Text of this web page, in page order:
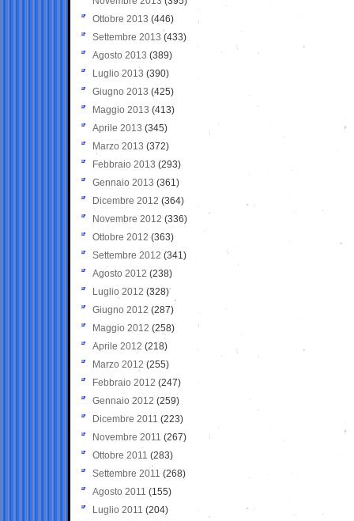
Ottobre 2013 (446)
Settembre 2013 (433)
Agosto 2013 (389)
Luglio 2013 (390)
Giugno 2013 (425)
Maggio 2013 (413)
Aprile 2013 (345)
Marzo 2013 (372)
Febbraio 2013 (293)
Gennaio 2013 (361)
Dicembre 2012 (364)
Novembre 2012 (336)
Ottobre 2012 (363)
Settembre 2012 (341)
Agosto 2012 (238)
Luglio 2012 (328)
Giugno 2012 (287)
Maggio 2012 (258)
Aprile 2012 (218)
Marzo 2012 (255)
Febbraio 2012 (247)
Gennaio 2012 (259)
Dicembre 2011 (223)
Novembre 2011 (267)
Ottobre 2011 (283)
Settembre 2011 (268)
Agosto 2011 (155)
Luglio 2011 (204)